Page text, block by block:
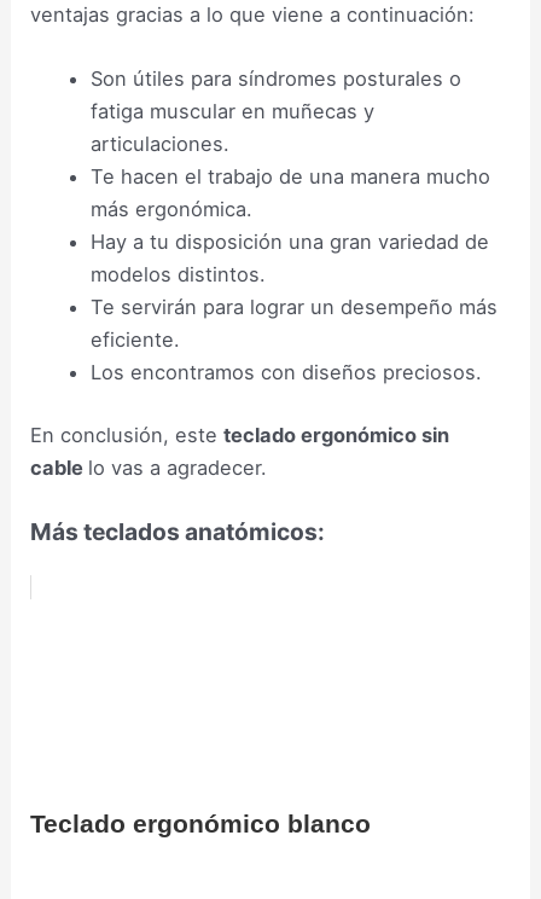
ventajas gracias a lo que viene a continuación:
Son útiles para síndromes posturales o
fatiga muscular en muñecas y
articulaciones.
Te hacen el trabajo de una manera mucho
más ergonómica.
Hay a tu disposición una gran variedad de
modelos distintos.
Te servirán para lograr un desempeño más
eficiente.
Los encontramos con diseños preciosos.
En conclusión, esteteclado ergonómico sin
cable lo vas a agradecer.
Más teclados anatómicos:
Teclado ergonómico blanco